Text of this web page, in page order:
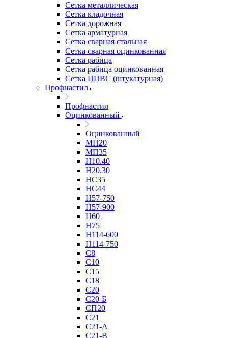
Сетка металлическая
Сетка кладочная
Сетка дорожная
Сетка арматурная
Сетка сварная стальная
Сетка сварная оцинкованная
Сетка рабица
Сетка рабица оцинкованная
Сетка ЦПВС (штукатурная)
Профнастил
Профнастил
Оцинкованный
Оцинкованный
МП20
МП35
Н10.40
Н20.30
НС35
НС44
Н57-750
Н57-900
Н60
Н75
Н114-600
Н114-750
С8
С10
С15
С18
С20
С20-Б
СП20
С21
С21-А
С21-В